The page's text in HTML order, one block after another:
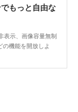
もっと自由な
表示、画像容量無制
機能を開放しよ